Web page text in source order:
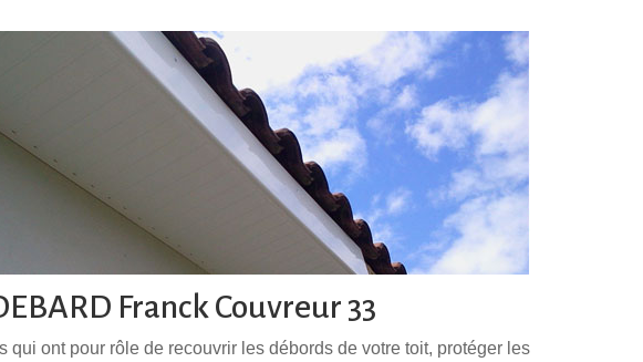
Franck Couvreur 33
qui ont pour rôle de recouvrir les débords de votre toit, protéger les